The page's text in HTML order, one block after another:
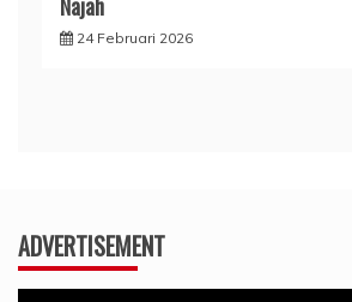
24 Februari 2026
ADVERTISEMENT